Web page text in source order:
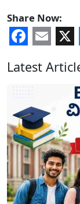
Share Now:
Latest